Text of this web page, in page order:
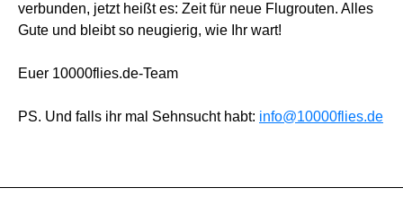
verbunden, jetzt heißt es: Zeit für neue Flugrouten. Alles
Gute und bleibt so neugierig, wie Ihr wart!
Euer 10000flies.de-Team
PS. Und falls ihr mal Sehnsucht habt: info@10000flies.de